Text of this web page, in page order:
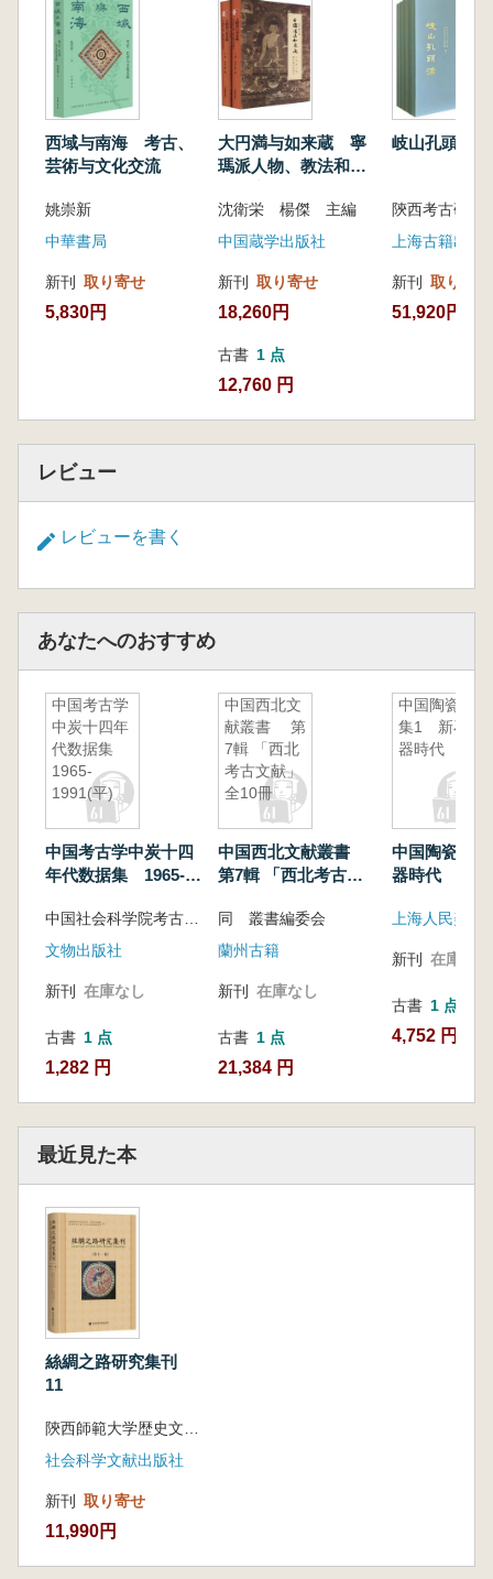
た中国文明の要素を明らかにし、シルクロード
における多面的な交流史について、より客観的
な認識を促進する役割も果たしています。
本書は、シルクロードの歴史文化研究に関連
する分野で学術的価値を示し、質の高い研究成
果を創出するとともに、シルクロード文化の伝
西域与南海 考古、
芸術与文化交流
姚崇新
中華書局
新刊 取り寄せ
5,830円
大円満与如来蔵 寧
瑪派人物、教法和歴
沈衛栄 楊傑 主編
中国蔵学出版社
新刊 取り寄せ
18,260円
古書 1 点
12,760 円
岐山孔頭溝
上海古籍出版
新刊 取り寄せ
51,920円
レビュー
レビューを書く
あなたへのおすすめ
中国考古学
中炭十四年
代数据集
1965-
1991(平)
中国考古学中炭十四
年代数据集 1965-
文物出版社
新刊 在庫なし
古書 1 点
1,282 円
中国西北文
献叢書 第
7輯 「西北
考古文献」
全10冊
中国西北文献叢書
第7輯 「西北考古文
同 叢書編委会
蘭州古籍
新刊 在庫なし
古書 1 点
21,384 円
中国陶瓷全
集1 新石
器時代
中国陶瓷全
器時代
上海人民美術
新刊 在庫なし
古書 1 点
4,752 円
最近見た本
絲綢之路研究集刊
11
社会科学文献出版社
新刊 取り寄せ
11,990円